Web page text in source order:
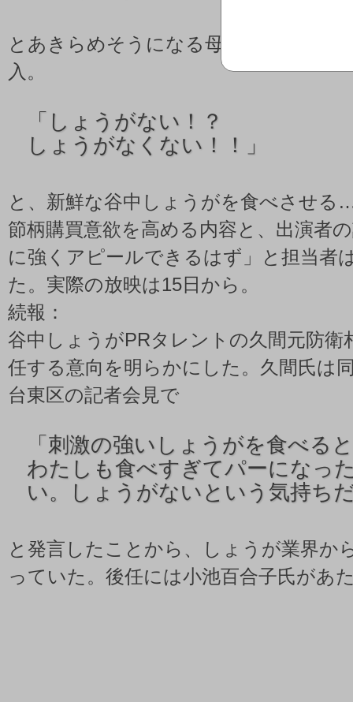
とあきらめそうになる母子のもとへ、
入。
「 しょうがない！？
しょうがなくない！！」
と、新鮮な谷中しょうがを食べさせる
節柄購買意欲を高める内容と、出演者
に強くアピールできるはず」と担当者
た。実際の放映は15日から。
続報：
谷中しょうがPRタレントの久間元防衛
任する意向を明らかにした。久間氏は
台東区の記者会見で
「 刺激の強いしょうがを食べる
わたしも食べすぎてパーになっ
い。しょうがないという気持ち
と発言したことから、しょうが業界か
っていた。後任には小池百合子氏があ